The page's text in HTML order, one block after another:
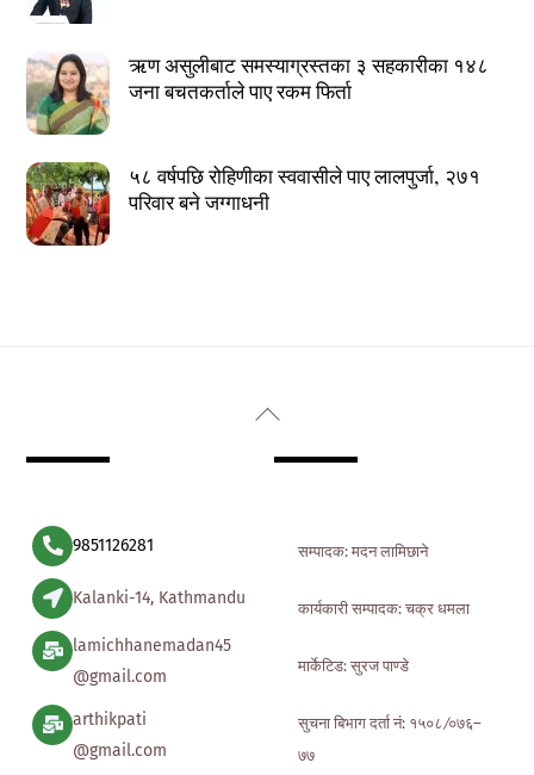
ऋण असुलीबाट समस्याग्रस्तका ३ सहकारीका १४८
जना बचतकर्ताले पाए रकम फिर्ता
५८ वर्षपछि रोहिणीका स्ववासीले पाए लालपुर्जा, २७१
परिवार बने जग्गाधनी
Back
9851126281
Kalanki-14, Kathmandu
lamichhanemadan45
@gmail.com
arthikpati
@gmail.com
सम्पादक: मदन लामिछाने
कार्यकारी सम्पादक: चक्र धमला
मार्केटिड: सुरज पाण्डे
सुचना बिभाग दर्ता नं: १५०८ ∕०७६–
७७